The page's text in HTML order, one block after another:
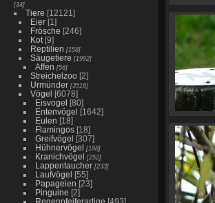
[34]
Tiere [12121]
Eier [1]
Frösche [246]
Kot [9]
Reptilien [158]
Säugetiere [1992]
Affen [56]
Streichelzoo [2]
Urmünder [3516]
Vögel [6078]
Eisvogel [80]
Entenvögel [1642]
Eulen [18]
Flamingos [18]
Greifvögel [307]
Hühnervögel [188]
Kranichvögel [252]
Lappentaucher [233]
Laufvögel [55]
Papageien [23]
Pinguine [2]